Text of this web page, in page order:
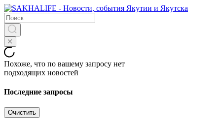
Похоже, что по вашему запросу нет
подходящих новостей
Последние запросы
Очистить